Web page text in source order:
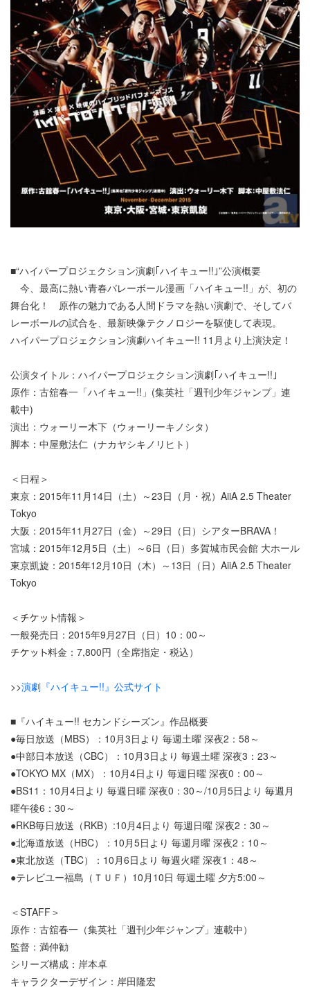
■“ハイパープロジェクション演劇｢ハイキュー!!｣”公演概要
今、最高に熱い青春バレーボール漫画「ハイキュー!!」が、初の
舞台化！ 原作の魅力である人間ドラマを熱い演劇で、そしてバ
レーボールの試合を、最新映像テクノロジーを駆使して表現。
ハイパープロジェクション演劇ハイキュー!! 11月より上演決定！
公演タイトル：ハイパープロジェクション演劇｢ハイキュー!!｣
原作：古舘春一「ハイキュー!!」(集英社「週刊少年ジャンプ」連
載中)
演出：ウォーリー木下（ウォーリーキノシタ）
脚本：中屋敷法仁（ナカヤシキノリヒト）
＜日程＞
東京：2015年11月14日（土）～23日（月・祝）AiiA 2.5 Theater
Tokyo
大阪：2015年11月27日（金）～29日（日）シアターBRAVA！
宮城：2015年12月5日（土）～6日（日）多賀城市民会館 大ホール
東京凱旋：2015年12月10日（木）～13日（日）AiiA 2.5 Theater
Tokyo
＜
情報＞
一般発売日：2015年9月27日（日）10：00～
料金：7,800円（全席指定・税込）
>>演劇『ハイキュー!!』公式サイト
■『ハイキュー!! セカンドシーズン』作品概要
●毎日放送（MBS）：10月3日より 毎週土曜 深夜2：58～
●中部日本放送（CBC）：10月3日より 毎週土曜 深夜3：23～
●TOKYO MX（MX）：10月4日より 毎週日曜 深夜0：00～
●BS11：10月4日より 毎週日曜 深夜0：30～/10月5日より 毎週月
曜午後6：30～
●RKB毎日放送（RKB）:10月4日より 毎週日曜 深夜2：30～
●北海道放送（HBC）：10月5日より 毎週月曜 深夜2：10～
●東北放送（TBC）：10月6日より 毎週火曜 深夜1：48～
●テレビユー福島（ＴＵＦ）10月10日 毎週土曜 夕方5:00～
＜STAFF＞
原作：古舘春一（集英社「週刊少年ジャンプ」連載中）
監督：満仲勧
シリーズ構成：岸本卓
キャラクターデザイン：岸田隆宏